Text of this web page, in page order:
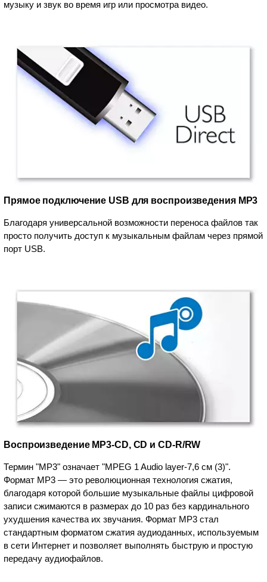
музыку и звук во время игр или просмотра видео.
Прямое подключение USB для воспроизведения MP3
Благодаря универсальной возможности переноса файлов так
просто получить доступ к музыкальным файлам через прямой
порт USB.
Воспроизведение MP3-CD, CD и CD-R/RW
Термин "MP3" означает "MPEG 1 Audio layer-7,6 см (3)".
Формат MP3 — это революционная технология сжатия,
благодаря которой большие музыкальные файлы цифровой
записи сжимаются в размерах до 10 раз без кардинального
ухудшения качества их звучания. Формат MP3 стал
стандартным форматом сжатия аудиоданных, используемым
в сети Интернет и позволяет выполнять быструю и простую
передачу аудиофайлов.